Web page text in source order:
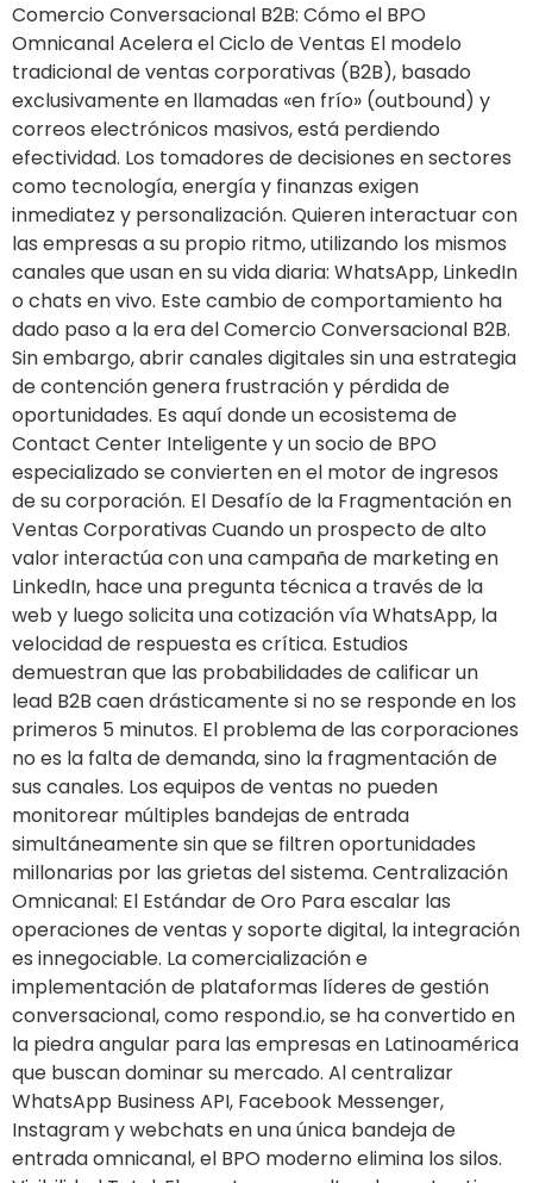
Comercio Conversacional B2B: Cómo el BPO
Omnicanal Acelera el Ciclo de Ventas El modelo
tradicional de ventas corporativas (B2B), basado
exclusivamente en llamadas «en frío» (outbound) y
correos electrónicos masivos, está perdiendo
efectividad. Los tomadores de decisiones en sectores
como tecnología, energía y finanzas exigen
inmediatez y personalización. Quieren interactuar con
las empresas a su propio ritmo, utilizando los mismos
canales que usan en su vida diaria: WhatsApp, LinkedIn
o chats en vivo. Este cambio de comportamiento ha
dado paso a la era del Comercio Conversacional B2B.
Sin embargo, abrir canales digitales sin una estrategia
de contención genera frustración y pérdida de
oportunidades. Es aquí donde un ecosistema de
Contact Center Inteligente y un socio de BPO
especializado se convierten en el motor de ingresos
de su corporación. El Desafío de la Fragmentación en
Ventas Corporativas Cuando un prospecto de alto
valor interactúa con una campaña de marketing en
LinkedIn, hace una pregunta técnica a través de la
web y luego solicita una cotización vía WhatsApp, la
velocidad de respuesta es crítica. Estudios
demuestran que las probabilidades de calificar un
lead B2B caen drásticamente si no se responde en los
primeros 5 minutos. El problema de las corporaciones
no es la falta de demanda, sino la fragmentación de
sus canales. Los equipos de ventas no pueden
monitorear múltiples bandejas de entrada
simultáneamente sin que se filtren oportunidades
millonarias por las grietas del sistema. Centralización
Omnicanal: El Estándar de Oro Para escalar las
operaciones de ventas y soporte digital, la integración
es innegociable. La comercialización e
implementación de plataformas líderes de gestión
conversacional, como respond.io, se ha convertido en
la piedra angular para las empresas en Latinoamérica
que buscan dominar su mercado. Al centralizar
WhatsApp Business API, Facebook Messenger,
Instagram y webchats en una única bandeja de
entrada omnicanal, el BPO moderno elimina los silos.